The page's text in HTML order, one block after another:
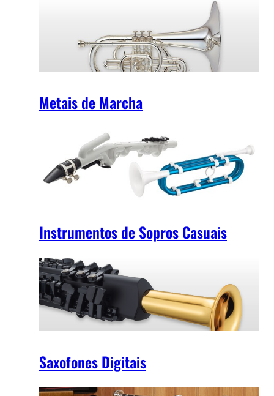
Metais de Marcha
Instrumentos de Sopros Casuais
Saxofones Digitais